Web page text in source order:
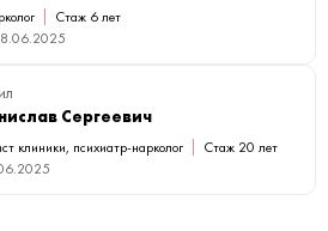
Стаж 6 лет
Сергеевич
клиники, психиатр-нарколог
Стаж 20 лет